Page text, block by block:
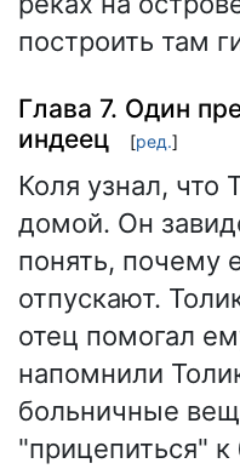
построить там
Глава 7. Один
индеец
[ред.]
Коля узнал, что
домой. Он
понять, почему
отпускают.
отец помогал
напомнили
больничные
"прицепиться" к